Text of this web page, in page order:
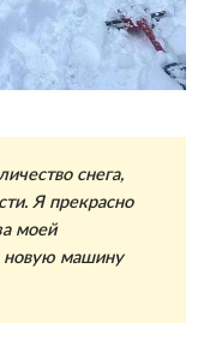
снега,
Я прекрасно
моей
новую машину